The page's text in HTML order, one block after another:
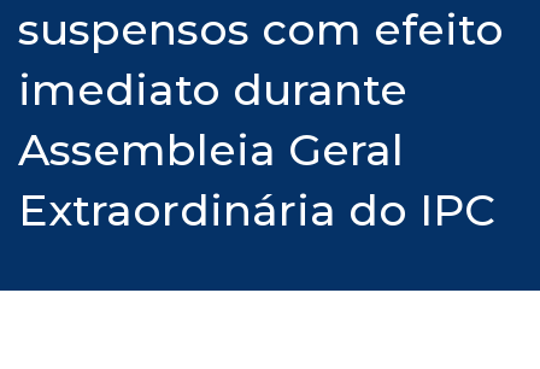
suspensos com efeito
imediato durante
Assembleia Geral
Extraordinária do IPC